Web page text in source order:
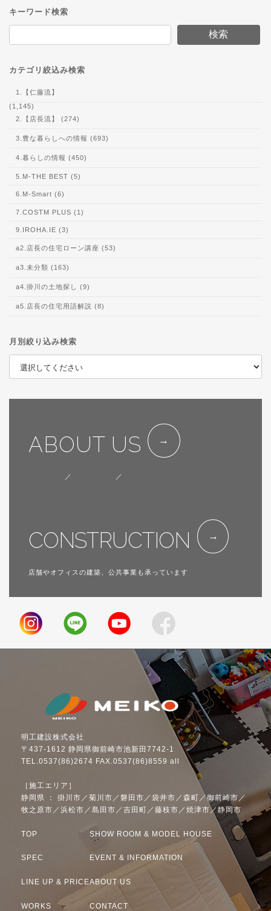
キーワード検索
検索
カテゴリ絞込み検索
1.【仁藤流】
(1,145)
2.【店長流】 (274)
3.豊な暮らしへの情報 (693)
4.暮らしの情報 (450)
5.M-THE BEST (5)
6.M-Smart (6)
7.COSTM PLUS (1)
9.IROHA.IE (3)
a2.店長の住宅ローン講座 (53)
a3.未分類 (163)
a4.掛川の土地探し (9)
a5.店長の住宅用語解説 (8)
月別絞り込み検索
ABOUT US
／ ／
CONSTRUCTION
店舗やオフィスの建築、公共事業も承っています
明工建設株式会社
〒437-1612 静岡県御前崎市池新田7742-1
TEL.0537(86)2674 FAX.0537(86)8559 all
［施工エリア］
静岡県 ： 掛川市／菊川市／磐田市／袋井市／森町／御前崎市／
牧之原市／浜松市／島田市／吉田町／藤枝市／焼津市／静岡市
TOP
SPEC
LINE UP & PRICE
WORKS
SHOW ROOM & MODEL HOUSE
EVENT & INFORMATION
ABOUT US
CONTACT